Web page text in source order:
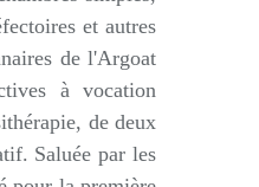
et autres
de l'Argoat
à vocation
de deux
Saluée par les